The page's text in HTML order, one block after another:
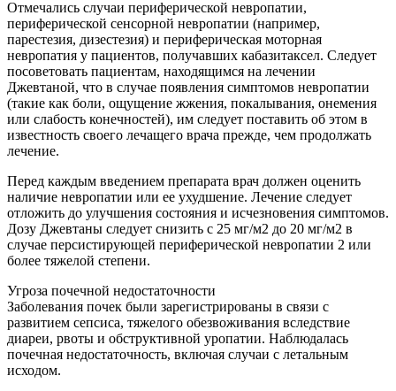
Отмечались случаи периферической невропатии,
периферической сенсорной невропатии (например,
парестезия, дизестезия) и периферическая моторная
невропатия у пациентов, получавших кабазитаксел. Следует
посоветовать пациентам, находящимся на лечении
Джевтаной, что в случае появления симптомов невропатии
(такие как боли, ощущение жжения, покалывания, онемения
или слабость конечностей), им следует поставить об этом в
известность своего лечащего врача прежде, чем продолжать
лечение.
Перед каждым введением препарата врач должен оценить
наличие невропатии или ее ухудшение. Лечение следует
отложить до улучшения состояния и исчезновения симптомов.
Дозу Джевтаны следует снизить с 25 мг/м2 до 20 мг/м2 в
случае персистирующей периферической невропатии 2 или
более тяжелой степени.
Угроза почечной недостаточности
Заболевания почек были зарегистрированы в связи с
развитием сепсиса, тяжелого обезвоживания вследствие
диареи, рвоты и обструктивной уропатии. Наблюдалась
почечная недостаточность, включая случаи с летальным
исходом.